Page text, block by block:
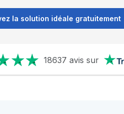
la solution idéale gratuitement
18637 avis sur